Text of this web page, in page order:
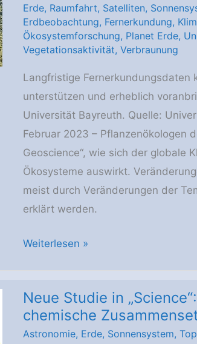
abgeschlossen
–
Bekanntgabe
„Gewinner*innen“
Erde, Raumfahrt, Satelliten,
Erdbeobachtung, Fernerkundung,
Ökosystemforschung, Planet Erde,
Vegetationsaktivität, Verbraunung
Langfristige Fernerkundungsdaten
unterstützen und erheblich
Universität Bayreuth. Quelle:
Februar 2023 – Pflanzenökologen
Geoscience“, wie sich der globale
Ökosysteme auswirkt.
meist durch Veränderungen der
erklärt werden.
Globale
Universität
Bayreuth
zeigt
Weiterlesen »
Neue Studie in
chemische
Astronomie, Erde, Sonnensystem,